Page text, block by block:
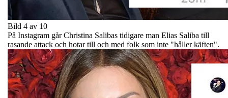
Bild 4 av 10
På Instagram går Christina Salibas tidigare man Elias Saliba till
rasande attack och hotar till och med folk som inte "håller käften".